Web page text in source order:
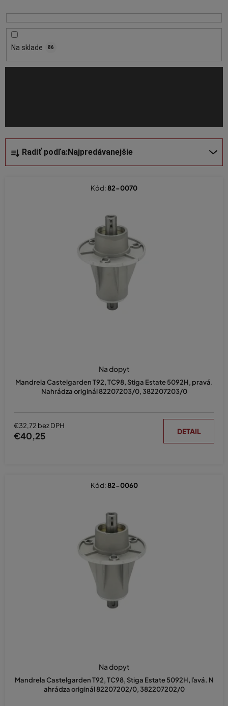
a
d
Radiť podľa:Najpredávanejšie
Na sklade 86
p
r
o
d
v
Mandrela Castelgarden T92, TC98, Stiga Estate 5092H, pravá.
Nahrádza originál 82207203/0, 382207203/0
Na dopyt
€32,72 bez DPH
€40,25 DETAIL
Kód:82-0070
Mandrela Castelgarden T92, TC98, Stiga Estate 5092H, ľavá. N
ahrádza originál 82207202/0, 382207202/0
Na dopyt
Kód:82-0060